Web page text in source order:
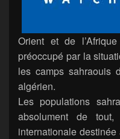
Orient et de
préoccupé par la
les camps sahraouis
algérien.
Les populations
absolument de tout,
internationale